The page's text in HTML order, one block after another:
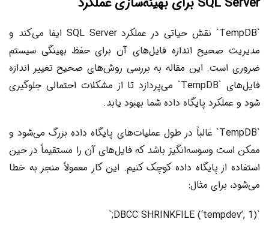
`TempDB` نقش حیاتی در عملکرد SQL Server ایفا می‌کند و
مدیریت صحیح اندازه فایل‌های آن برای حفظ بهینگی سیستم
ضروری است. این مقاله به بررسی روش‌های صحیح تغییر اندازه
فایل‌های `TempDB` می‌پردازد تا از مشکلات احتمالی جلوگیری
شود و عملکرد پایگاه داده شما بهبود یابد.
`TempDB` غالباً در طول عملیات‌های پایگاه داده بزرگ می‌شود و
ممکن است وسوسه‌انگیز باشد که فایل‌های آن را مستقیماً در حین
استفاده از پایگاه داده کوچک کنیم. این کار معمولاً منجر به خطا
می‌شود، برای مثال:
`DBCC SHRINKFILE (‘tempdev’, 1);`